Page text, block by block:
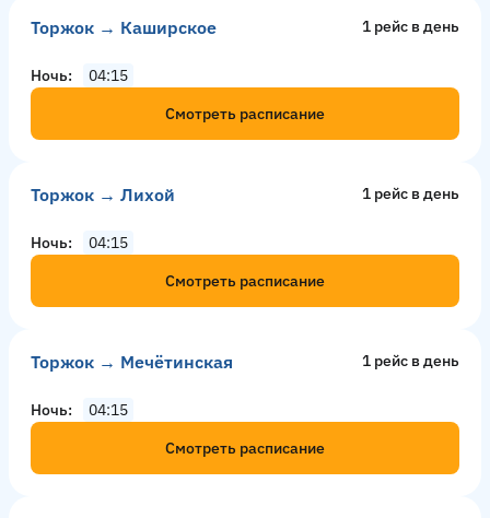
Торжок → Каширское 1 рейс в день
Ночь
04:15
Смотреть расписание
Торжок → Лихой 1 рейс в день
Ночь
04:15
Смотреть расписание
Торжок → Мечётинская 1 рейс в день
Ночь
04:15
Смотреть расписание